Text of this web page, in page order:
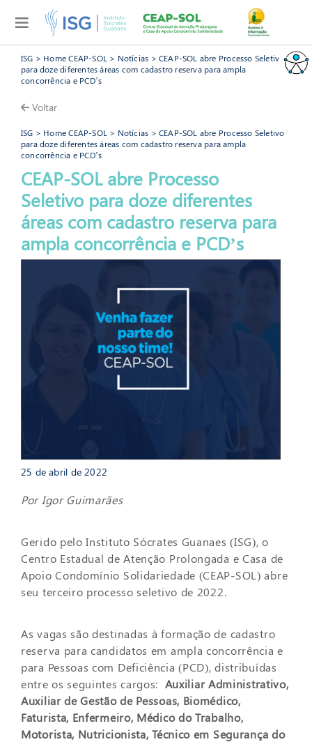
ISG > Home CEAP-SOL > Notícias > CEAP-SOL abre Processo Seletivo
para doze diferentes áreas com cadastro reserva para ampla
concorrência e PCD’s
Voltar
ISG > Home CEAP-SOL > Notícias > CEAP-SOL abre Processo Seletivo
para doze diferentes áreas com cadastro reserva para ampla
concorrência e PCD’s
CEAP-SOL abre Processo
Seletivo para doze diferentes
áreas com cadastro reserva para
ampla concorrência e PCD’sCEAP-
25 de abril de 2022
Por Igor Guimarães
Gerido pelo Instituto Sócrates Guanaes (ISG), o
Centro Estadual de Atenção Prolongada e Casa de
Apoio Condomínio Solidariedade (CEAP-SOL) abre
seu terceiro processo seletivo de 2022.
As vagas são destinadas à formação de cadastro
reserva para candidatos em ampla concorrência e
para Pessoas com Deficiência (PCD), distribuídas
entre os seguintes cargos: Auxiliar Administrativo,
Auxiliar de Gestão de Pessoas, Biomédico,
Faturista, Enfermeiro, Médico do Trabalho,
Motorista, Nutricionista, Técnico em Segurança do